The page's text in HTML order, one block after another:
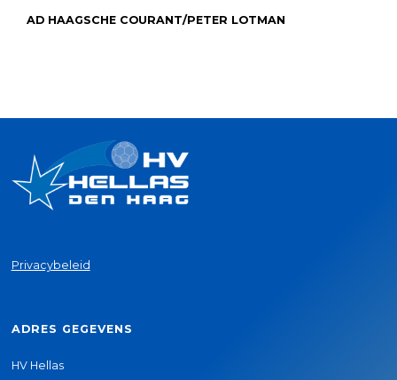
AD HAAGSCHE COURANT/PETER LOTMAN
Privacybeleid
ADRES GEGEVENS
HV Hellas